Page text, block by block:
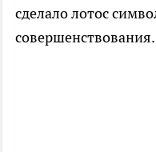
сделало лотос
совершенствования.